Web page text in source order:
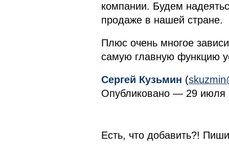
компании. Будем
продаже в нашей стране.
Плюс очень многое
самую главную функцию
Сергей Кузьмин (
Опубликовано — 29 июля
Есть, что добавить?!